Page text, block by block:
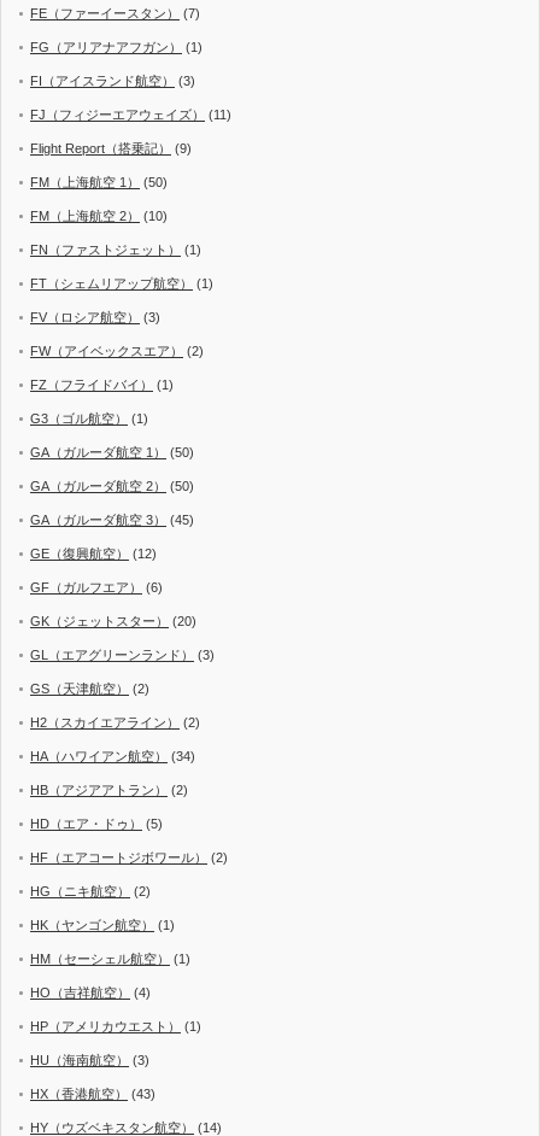
FE（ファーイースタン） (7)
FG（アリアナアフガン） (1)
FI（アイスランド航空） (3)
FJ（フィジーエアウェイズ） (11)
Flight Report（搭乗記） (9)
FM（上海航空 1） (50)
FM（上海航空 2） (10)
FN（ファストジェット） (1)
FT（シェムリアップ航空） (1)
FV（ロシア航空） (3)
FW（アイベックスエア） (2)
FZ（フライドバイ） (1)
G3（ゴル航空） (1)
GA（ガルーダ航空 1） (50)
GA（ガルーダ航空 2） (50)
GA（ガルーダ航空 3） (45)
GE（復興航空） (12)
GF（ガルフエア） (6)
GK（ジェットスター） (20)
GL（エアグリーンランド） (3)
GS（天津航空） (2)
H2（スカイエアライン） (2)
HA（ハワイアン航空） (34)
HB（アジアアトラン） (2)
HD（エア・ドゥ） (5)
HF（エアコートジボワール） (2)
HG（ニキ航空） (2)
HK（ヤンゴン航空） (1)
HM（セーシェル航空） (1)
HO（吉祥航空） (4)
HP（アメリカウエスト） (1)
HU（海南航空） (3)
HX（香港航空） (43)
HY（ウズベキスタン航空） (14)